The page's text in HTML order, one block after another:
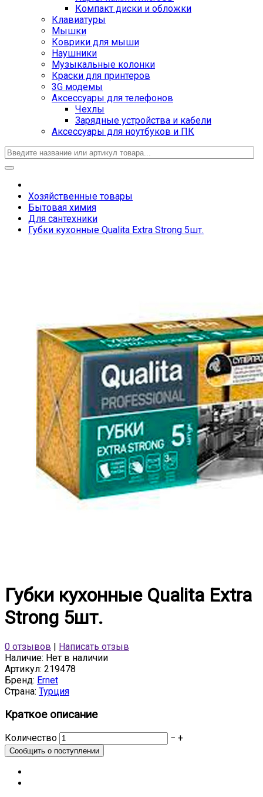
Компакт диски и обложки
Клавиатуры
Мышки
Коврики для мыши
Наушники
Музыкальные колонки
Краски для принтеров
3G модемы
Аксессуары для телефонов
Чехлы
Зарядные устройства и кабели
Аксессуары для ноутбуков и ПК
Хозяйственные товары
Бытовая химия
Для сантехники
Губки кухонные Qualita Extra Strong 5шт.
Губки кухонные Qualita Extra
Strong 5шт.
0 отзывов
Написать отзыв
Наличие: Нет в наличии
Артикул: 219478
Бренд: Ernet
Страна: Турция
Краткое описание
Количество − +